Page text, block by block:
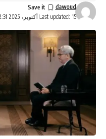
Last updated: 15 أكتوبر، 2025 12:31 ص
dawoud